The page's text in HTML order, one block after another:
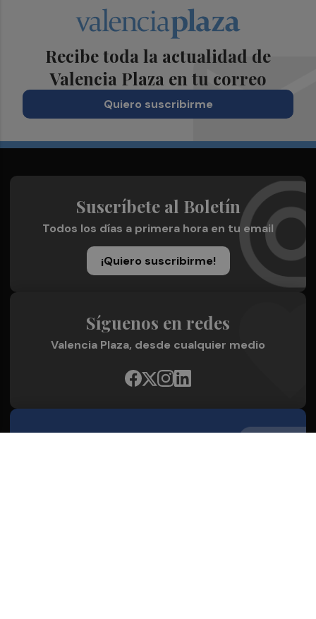
Recibe toda la actualidad de
Valencia Plaza en tu correo
Quiero suscribirme
Suscríbete al Boletín
Todos los días a primera hora en tu email
¡Quiero suscribirme!
Síguenos en redes
Valencia Plaza, desde cualquier medio
Quienes Somos